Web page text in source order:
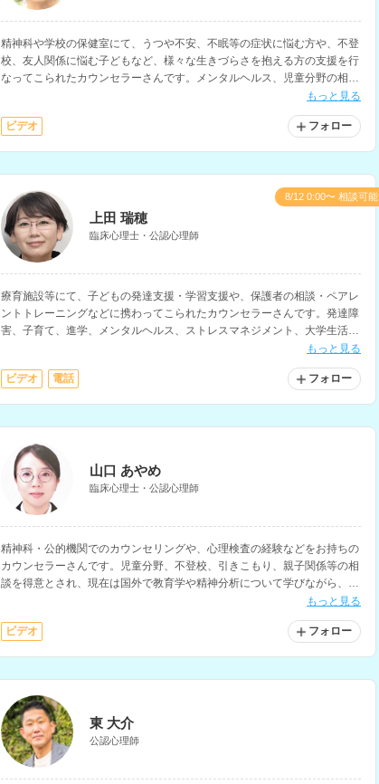
精神科や学校の保健室にて、うつや不安、不眠等の症状に悩む方や、不登
校、友人関係に悩む子どもなど、様々な生きづらさを抱える方の支援を行
なってこられたカウンセラーさんです。メンタルヘルス、児童分野の相談
もっと見る
ビデオ フォロー
上田 瑞穂
臨床心理士・公認心理師
療育施設等にて、子どもの発達支援・学習支援や、保護者の相談・ペアレ
ントトレーニングなどに携わってこられたカウンセラーさんです。発達障
害、子育て、進学、メンタルヘルス、ストレスマネジメント、大学生活の
もっと見る
ビデオ 電話 フォロー
8/12 0:00〜 相談可能
山口 あやめ
臨床心理士・公認心理師
精神科・公的機関でのカウンセリングや、心理検査の経験などをお持ちの
カウンセラーさんです。児童分野、不登校、引きこもり、親子関係等の相
談を得意とされ、現在は国外で教育学や精神分析について学びながら、オ
もっと見る
ビデオ フォロー
東 大介
公認心理師